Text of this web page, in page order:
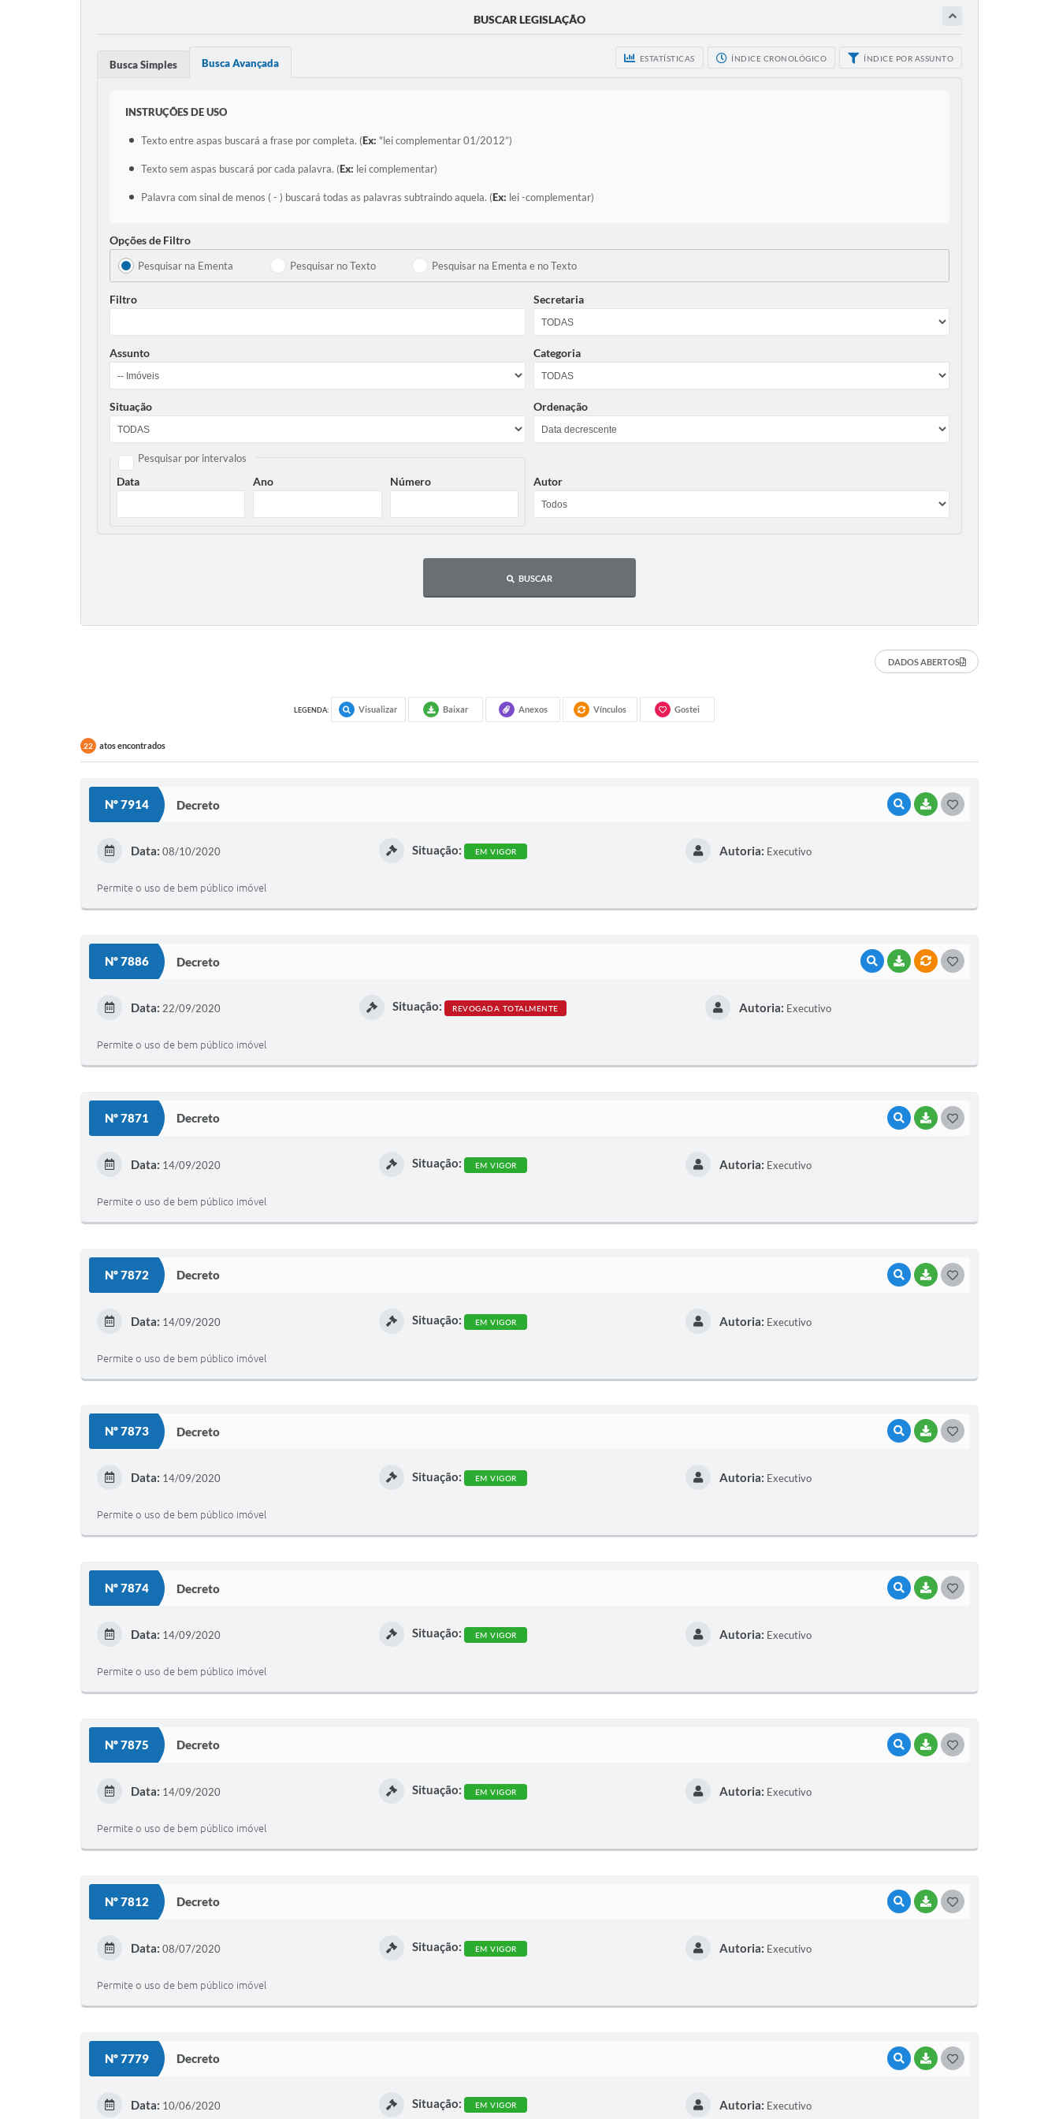
BUSCAR LEGISLAÇÃO
ESTATÍSTICAS ÍNDICE CRONOLÓGICO ÍNDICE POR ASSUNTO
Busca Simples Busca Avançada
INSTRUÇÕES DE USO
Texto entre aspas buscará a frase por completa. (Ex: "lei complementar 01/2012”)
Texto sem aspas buscará por cada palavra. (Ex: lei complementar)
Palavra com sinal de menos ( - ) buscará todas as palavras subtraindo aquela. (Ex: lei -complementar)
Opções de Filtro
Pesquisar na Ementa Pesquisar no Texto Pesquisar na Ementa e no Texto
Filtro Secretaria
Assunto Categoria
Situação Ordenação
Pesquisar por intervalos
Data Ano Número Autor
BUSCAR
DADOS ABERTOS
LEGENDA: Visualizar Baixar Anexos Vínculos Gostei
22 atos encontrados
Nº 7914 Decreto VISUALIZAR
BAIXAR
Data: 08/10/2020 Situação: EM VIGOR Autoria: Executivo
Permite o uso de bem público imóvel
Nº 7886 Decreto VISUALIZAR
BAIXARVÍNCULOS
Data: 22/09/2020 Situação: REVOGADA TOTALMENTE Autoria: Executivo
Permite o uso de bem público imóvel
Nº 7871 Decreto VISUALIZAR
BAIXAR
Data: 14/09/2020 Situação: EM VIGOR Autoria: Executivo
Permite o uso de bem público imóvel
Nº 7872 Decreto VISUALIZAR
BAIXAR
Data: 14/09/2020 Situação: EM VIGOR Autoria: Executivo
Permite o uso de bem público imóvel
Nº 7873 Decreto VISUALIZAR
BAIXAR
Data: 14/09/2020 Situação: EM VIGOR Autoria: Executivo
Permite o uso de bem público imóvel
Nº 7874 Decreto VISUALIZAR
BAIXAR
Data: 14/09/2020 Situação: EM VIGOR Autoria: Executivo
Permite o uso de bem público imóvel
Nº 7875 Decreto VISUALIZAR
BAIXAR
Data: 14/09/2020 Situação: EM VIGOR Autoria: Executivo
Permite o uso de bem público imóvel
Nº 7812 Decreto VISUALIZAR
BAIXAR
Data: 08/07/2020 Situação: EM VIGOR Autoria: Executivo
Permite o uso de bem público imóvel
Nº 7779 Decreto VISUALIZAR
BAIXAR
Data: 10/06/2020 Situação: EM VIGOR Autoria: Executivo